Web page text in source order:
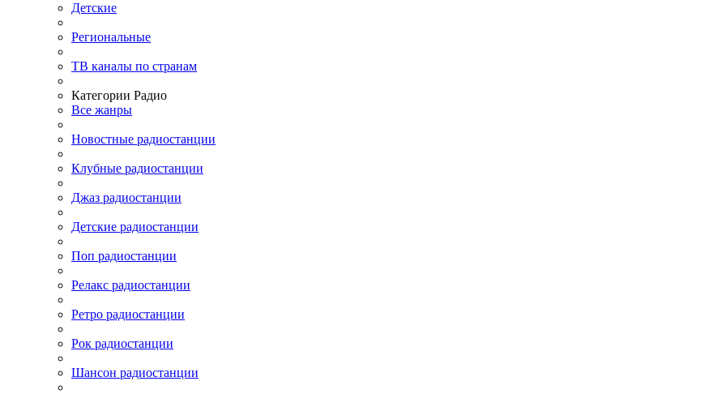
Детские
Региональные
ТВ каналы по странам
Категории Радио
Все жанры
Новостные радиостанции
Клубные радиостанции
Джаз радиостанции
Детские радиостанции
Поп радиостанции
Релакс радиостанции
Ретро радиостанции
Рок радиостанции
Шансон радиостанции